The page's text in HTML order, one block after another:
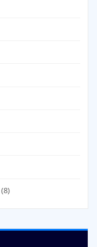
(8)